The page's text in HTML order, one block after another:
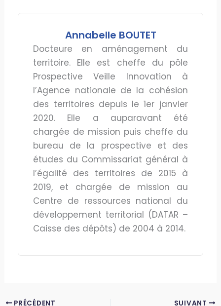
Annabelle BOUTET
Docteure en aménagement du
territoire. Elle est cheffe du pôle
Prospective Veille Innovation à
l’Agence nationale de la cohésion
des territoires depuis le 1er janvier
2020. Elle a auparavant été
chargée de mission puis cheffe du
bureau de la prospective et des
études du Commissariat général à
l’égalité des territoires de 2015 à
2019, et chargée de mission au
Centre de ressources national du
développement territorial (DATAR –
Caisse des dépôts) de 2004 à 2014.
PRÉCÉDENT SUIVANT